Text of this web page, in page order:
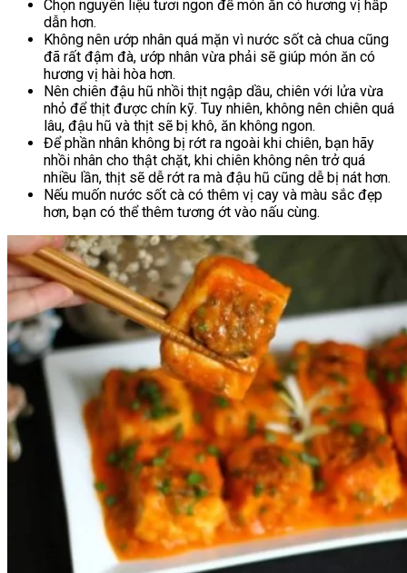
Chọn nguyên liệu tươi ngon để món ăn có hương vị hấp
dẫn hơn.
Không nên ướp nhân quá mặn vì nước sốt cà chua cũng
đã rất đậm đà, ướp nhân vừa phải sẽ giúp món ăn có
hương vị hài hòa hơn.
Nên chiên đậu hũ nhồi thịt ngập dầu, chiên với lửa vừa
nhỏ để thịt được chín kỹ. Tuy nhiên, không nên chiên quá
lâu, đậu hũ và thịt sẽ bị khô, ăn không ngon.
Để phần nhân không bị rớt ra ngoài khi chiên, bạn hãy
nhồi nhân cho thật chặt, khi chiên không nên trở quá
nhiều lần, thịt sẽ dễ rớt ra mà đậu hũ cũng dễ bị nát hơn.
Nếu muốn nước sốt cà có thêm vị cay và màu sắc đẹp
hơn, bạn có thể thêm tương ớt vào nấu cùng.